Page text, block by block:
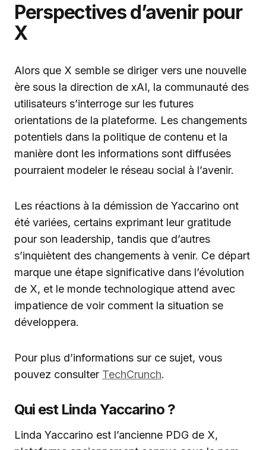
Perspectives d’avenir pour
X
Alors que X semble se diriger vers une nouvelle
ère sous la direction de xAI, la communauté des
utilisateurs s’interroge sur les futures
orientations de la plateforme. Les changements
potentiels dans la politique de contenu et la
manière dont les informations sont diffusées
pourraient modeler le réseau social à l’avenir.
Les réactions à la démission de Yaccarino ont
été variées, certains exprimant leur gratitude
pour son leadership, tandis que d’autres
s’inquiètent des changements à venir. Ce départ
marque une étape significative dans l’évolution
de X, et le monde technologique attend avec
impatience de voir comment la situation se
développera.
Pour plus d’informations sur ce sujet, vous
pouvez consulter TechCrunch.
Qui est Linda Yaccarino ?
Linda Yaccarino est l’ancienne PDG de X,